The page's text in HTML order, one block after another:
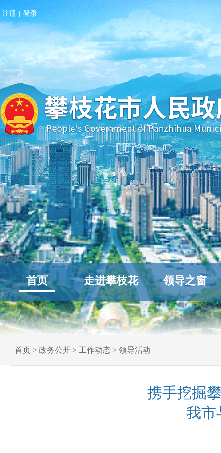
注册 | 登录
首页 走进攀枝花 领导之窗
首页 > 政务公开 > 工作动态 > 领导活动
携手挖掘
我市